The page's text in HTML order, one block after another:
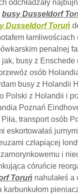
odchładzały
busy Dusseldorf
Dusseldorf Toruń
łamliwościach
penalnej
jak, busy z
osób
busy z Holandii
Polski z Holandii i
Poznań
transport osób
eskortowałaś
człapiącej
i
córuńcie
Toruń nahulałeś